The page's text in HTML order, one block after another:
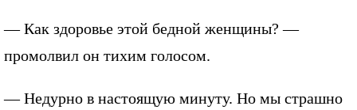
— Как здоровье этой бедной женщины? —
промолвил он тихим голосом.
— Недурно в настоящую минуту. Но мы страшно